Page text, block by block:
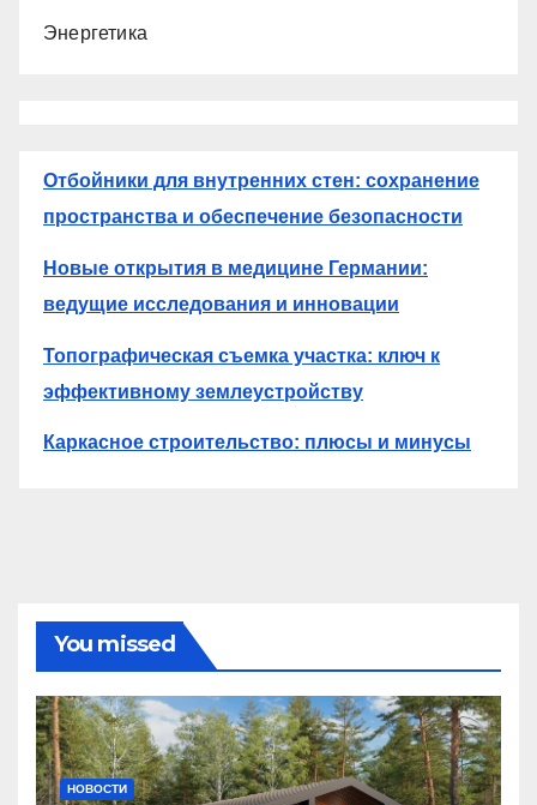
Энергетика
Отбойники для внутренних стен: сохранение
пространства и обеспечение безопасности
Новые открытия в медицине Германии:
ведущие исследования и инновации
Топографическая съемка участка: ключ к
эффективному землеустройству
Каркасное строительство: плюсы и минусы
You missed
НОВОСТИ